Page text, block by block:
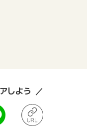
しよう